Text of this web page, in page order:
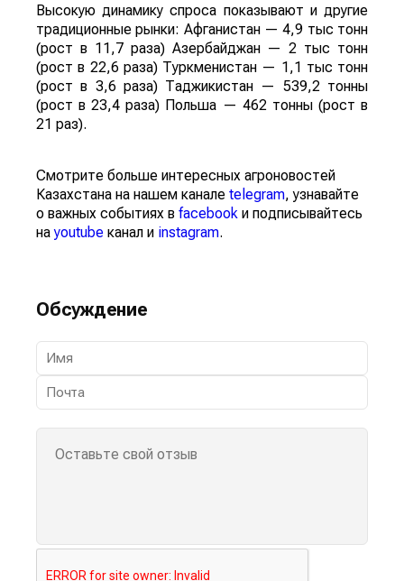
Высокую динамику спроса показывают и другие
традиционные рынки: Афганистан — 4,9 тыс тонн
(рост в 11,7 раза) Азербайджан — 2 тыс тонн
(рост в 22,6 раза) Туркменистан — 1,1 тыс тонн
(рост в 3,6 раза) Таджикистан — 539,2 тонны
(рост в 23,4 раза) Польша — 462 тонны (рост в
21 раз).
Смотрите больше интересных агроновостей
Казахстана на нашем канале telegram, узнавайте
о важных событиях в facebook и подписывайтесь
наyoutube канал и instagram.
Обсуждение